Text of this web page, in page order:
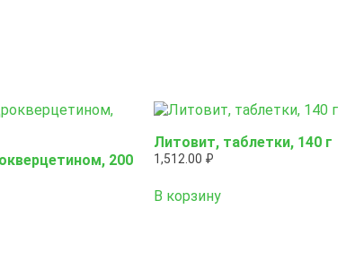
200
Литовит, таблетки, 140 г
1,512.00 ₽
В корзину